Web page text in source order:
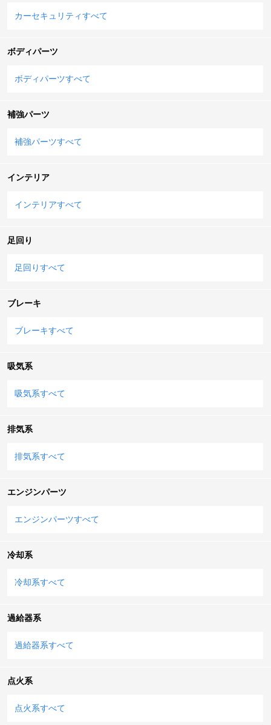
カーセキュリティすべて
ボディパーツ
ボディパーツすべて
補強パーツ
補強パーツすべて
インテリア
インテリアすべて
足回り
足回りすべて
ブレーキ
ブレーキすべて
吸気系
吸気系すべて
排気系
排気系すべて
エンジンパーツ
エンジンパーツすべて
冷却系
冷却系すべて
過給器系
過給器系すべて
点火系
点火系すべて